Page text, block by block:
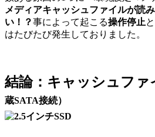
メディアキャッシュファイルが読
い！？事によって起こる操作停止
はたびたび発生しておりました。
結論：キャッシュファ
蔵SATA接続）